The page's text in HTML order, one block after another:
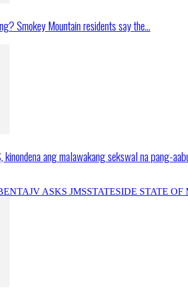
Smokey Mountain residents say the…
ang malawakang sekswal na pang-
JV ASKS JMSSTATESIDE STATE OF